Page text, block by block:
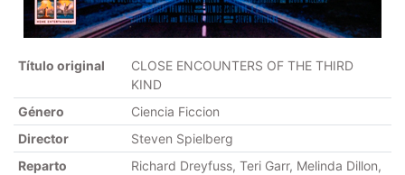
Título original
CLOSE ENCOUNTERS OF THE THIRD
KIND
Género
Ciencia Ficcion
Director
Steven Spielberg
Reparto
Richard Dreyfuss, Teri Garr, Melinda Dillon,